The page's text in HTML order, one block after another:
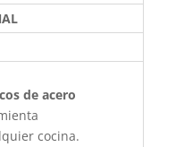
de acero
cocina.